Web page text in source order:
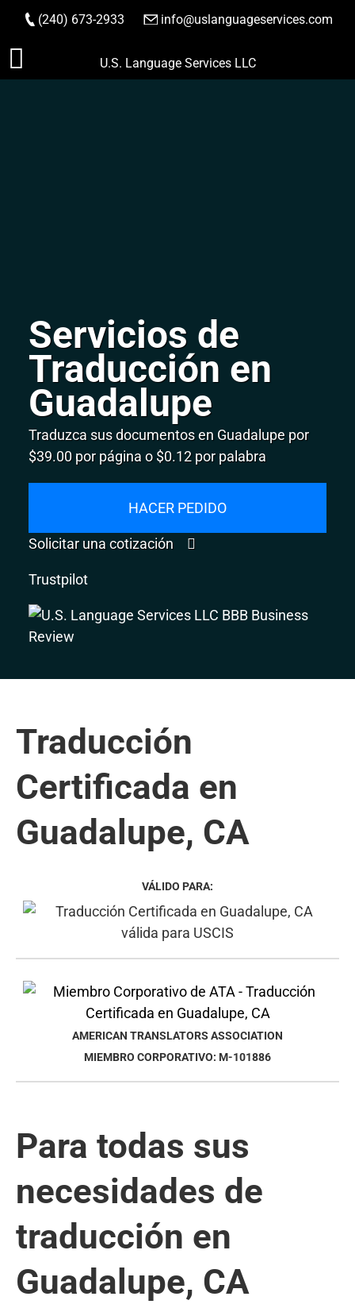
Saltar
(240) 673-2933 info@uslanguageservices.com
HACER PEDIDO
U.S. Language Services LLC
Servicios de
Traducción en
Guadalupe
Traduzca sus documentos en Guadalupe por
$39.00 por página o $0.12 por palabra
HACER PEDIDO
Solicitar una cotización
Trustpilot
Traducción
Certificada en
Guadalupe, CA
VÁLIDO PARA:
AMERICAN TRANSLATORS ASSOCIATION
MIEMBRO CORPORATIVO: M-101886
Para todas sus
necesidades de
traducción en
Guadalupe, CA